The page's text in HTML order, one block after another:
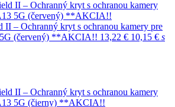
II – Ochranný kryt s ochranou kamery pre
5G (červený) **AKCIA!! 13,22 € 10,15 € s